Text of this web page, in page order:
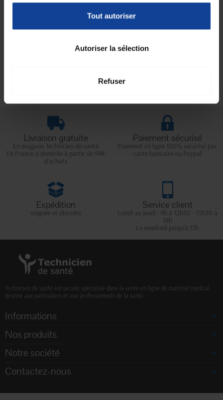
Tout autoriser
Autoriser la sélection
Refuser
Livraison gratuite
En magasin Technicien de santé
En France à domicile à partir de 99€
d'achats
Paiement sécurisé
Paiement en ligne 100% sécurisé par
carte bancaire ou Paypal
Expédition
soignée et discrète
Service client
Lundi au jeudi : 9h à 12h30 - 13h30 à
18h
Le vendredi jusqu'à 17h
Technicien de santé est un site spécialisé dans la vente en ligne de matériel médical
destiné aux particuliers et aux professionnels de la santé.
Informations
Nos produits
Notre société
Contactez-nous